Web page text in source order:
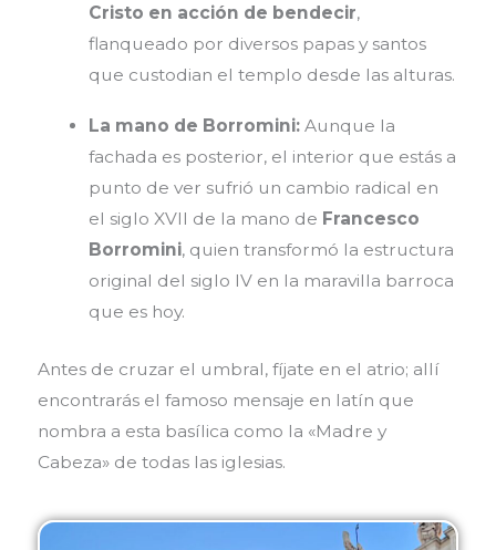
Cristo en acción de bendecir,
flanqueado por diversos papas y santos
que custodian el templo desde las alturas.
La mano de Borromini: Aunque la
fachada es posterior, el interior que estás a
punto de ver sufrió un cambio radical en
el siglo XVII de la mano de Francesco
Borromini, quien transformó la estructura
original del siglo IV en la maravilla barroca
que es hoy.
Antes de cruzar el umbral, fíjate en el atrio; allí
encontrarás el famoso mensaje en latín que
nombra a esta basílica como la «Madre y
Cabeza» de todas las iglesias.